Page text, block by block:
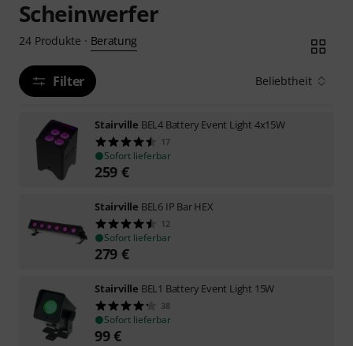
Scheinwerfer
24 Produkte · Beratung
Filter Beliebtheit
Stairville BEL4 Battery Event Light 4x15W
17
Sofort lieferbar
259 €
Stairville BEL6 IP Bar HEX
12
Sofort lieferbar
279 €
Stairville BEL1 Battery Event Light 15W
38
Sofort lieferbar
99€